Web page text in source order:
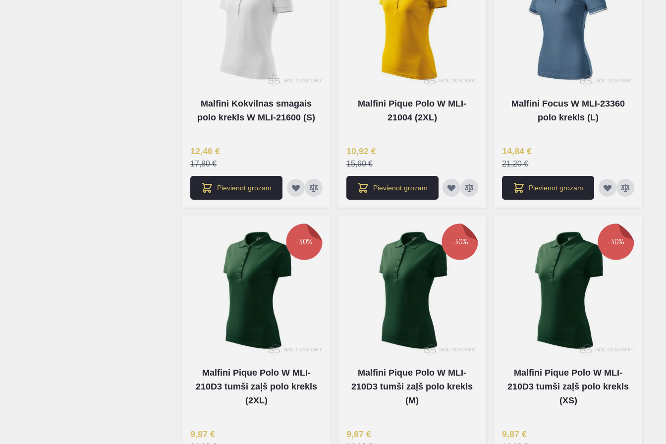
Malfini Kokvilnas smagais
polo krekls W MLI-21600 (S)
Īpaša Cena
12,46 €
17,80 €
Pievienot grozam
Malfini Pique Polo W MLI-
21004 (2XL)
Īpaša Cena
10,92 €
15,60 €
Pievienot grozam
Malfini Focus W MLI-23360
polo krekls (L)
Īpaša Cena
14,84 €
21,20 €
Pievienot grozam
-30%
Malfini Pique Polo W MLI-
210D3 tumši zaļš polo krekls
(2XL)
Īpaša Cena
9,87 €
-30%
Malfini Pique Polo W MLI-
210D3 tumši zaļš polo krekls
(M)
Īpaša Cena
9,87 €
-30%
Malfini Pique Polo W MLI-
210D3 tumši zaļš polo krekls
(XS)
Īpaša Cena
9,87 €